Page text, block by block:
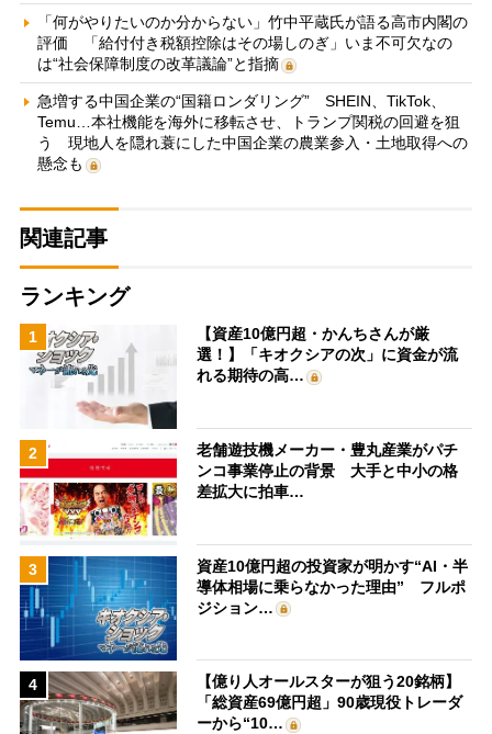
「何がやりたいのか分からない」竹中平蔵氏が語る高市内閣の
評価 「給付付き税額控除はその場しのぎ」いま不可欠なの
は“社会保障制度の改革議論”と指摘
急増する中国企業の“国籍ロンダリング” SHEIN、TikTok、
Temu…本社機能を海外に移転させ、トランプ関税の回避を狙
う 現地人を隠れ蓑にした中国企業の農業参入・土地取得への
懸念も
関連記事
ランキング
1
【資産10億円超・かんちさんが厳
選！】「キオクシアの次」に資金が流
れる期待の高…
2
老舗遊技機メーカー・豊丸産業がパチ
ンコ事業停止の背景 大手と中小の格
差拡大に拍車…
3
資産10億円超の投資家が明かす“AI・半
導体相場に乗らなかった理由” フルポ
ジション…
4
【億り人オールスターが狙う20銘柄】
「総資産69億円超」90歳現役トレーダ
ーから“10…